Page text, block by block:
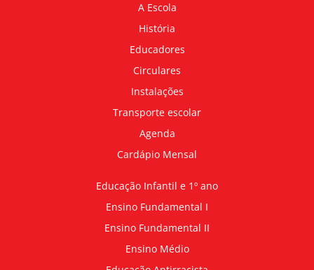
A Escola
História
Educadores
Circulares
Instalações
Transporte escolar
Agenda
Cardápio Mensal
Educação Infantil e 1º ano
Ensino Fundamental I
Ensino Fundamental II
Ensino Médio